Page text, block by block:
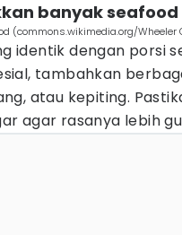
banyak seafood
(commons.wikimedia.org/Wheeler
identik dengan porsi
tambahkan
atau kepiting.
agar rasanya lebih